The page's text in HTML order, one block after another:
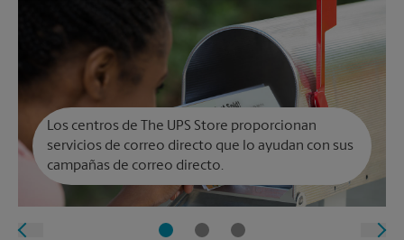
Los centros de The UPS Store proporcionan
servicios de correo directo que lo ayudan con sus
campañas de correo directo.